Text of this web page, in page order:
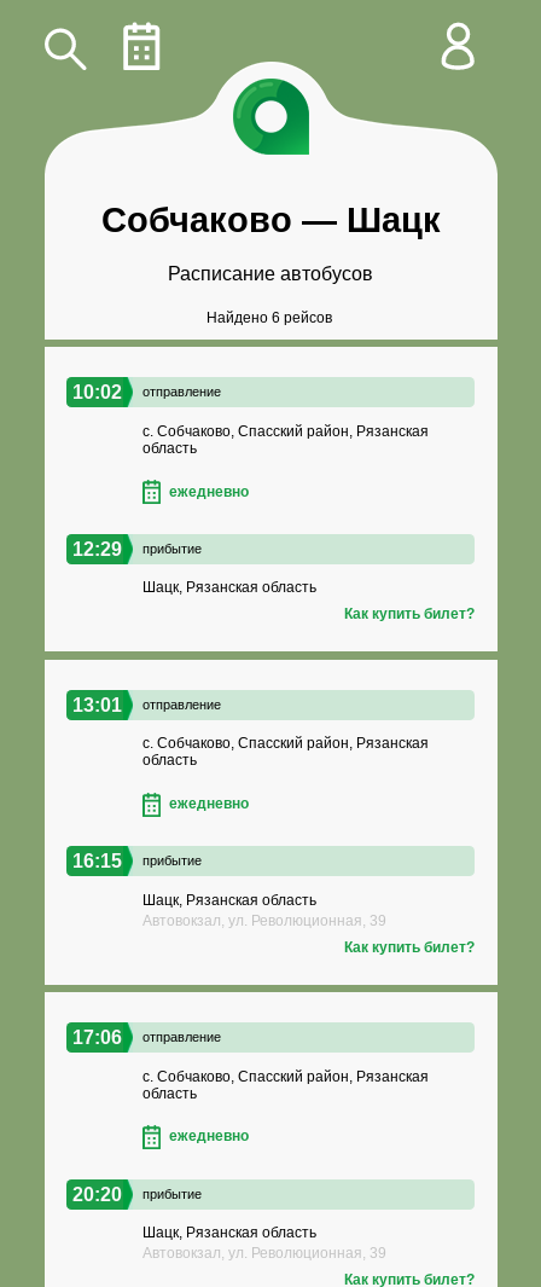
Собчаково — Шацк
Расписание автобусов
Найдено 6 рейсов
10:02 отправление
с. Собчаково, Спасский район, Рязанская
область
ежедневно
12:29 прибытие
Шацк, Рязанская область
Как купить билет?
13:01 отправление
с. Собчаково, Спасский район, Рязанская
область
ежедневно
16:15 прибытие
Шацк, Рязанская область
Автовокзал, ул. Революционная, 39
Как купить билет?
17:06 отправление
с. Собчаково, Спасский район, Рязанская
область
ежедневно
20:20 прибытие
Шацк, Рязанская область
Автовокзал, ул. Революционная, 39
Как купить билет?